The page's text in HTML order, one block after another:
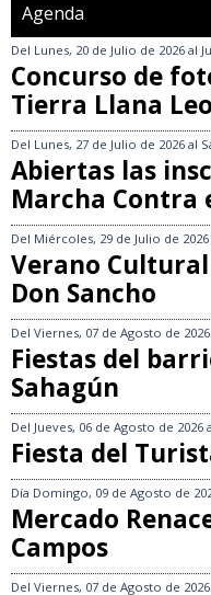
Agenda
Del Lunes, 20 de Julio de 2026 al
Concurso de
Tierra Llana
Del Lunes, 27 de Julio de 2026 al
Abiertas las
Marcha Contra
Del Miércoles, 29 de Julio de 2026
Verano
Don Sancho
Del Viernes, 07 de Agosto de 2026
Fiestas del
Sahagún
Del Jueves, 06 de Agosto de 2026
Fiesta del
Día Domingo, 09 de Agosto de
Mercado
Campos
Del Viernes, 07 de Agosto de 2026